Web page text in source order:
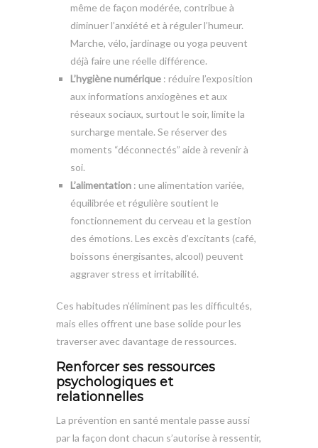
même de façon modérée, contribue à
diminuer l’anxiété et à réguler l’humeur.
Marche, vélo, jardinage ou yoga peuvent
déjà faire une réelle différence.
L’hygiène numérique : réduire l’exposition
aux informations anxiogènes et aux
réseaux sociaux, surtout le soir, limite la
surcharge mentale. Se réserver des
moments “déconnectés” aide à revenir à
soi.
L’alimentation : une alimentation variée,
équilibrée et régulière soutient le
fonctionnement du cerveau et la gestion
des émotions. Les excès d’excitants (café,
boissons énergisantes, alcool) peuvent
aggraver stress et irritabilité.
Ces habitudes n’éliminent pas les difficultés,
mais elles offrent une base solide pour les
traverser avec davantage de ressources.
Renforcer ses ressources
psychologiques et
relationnelles
La prévention en santé mentale passe aussi
par la façon dont chacun s’autorise à ressentir,